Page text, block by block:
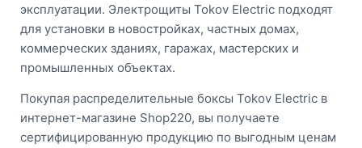
эксплуатации. Электрощиты Tokov Electric подходят
для установки в новостройках, частных домах,
коммерческих зданиях, гаражах, мастерских и
промышленных объектах.
Покупая распределительные боксы Tokov Electric в
интернет-магазине Shop220, вы получаете
сертифицированную продукцию по выгодным ценам